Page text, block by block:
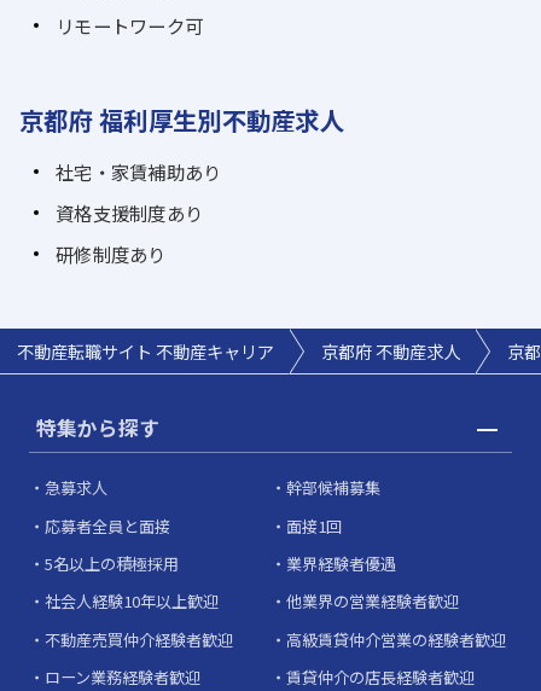
リモートワーク可
京都府 福利厚生別不動産求人
社宅・家賃補助あり
資格支援制度あり
研修制度あり
不動産転職サイト 不動産キャリア 京都府 不動産求人 京
特集から探す
急募求人
幹部候補募集
応募者全員と面接
面接1回
5名以上の積極採用
業界経験者優遇
社会人経験10年以上歓迎
他業界の営業経験者歓迎
不動産売買仲介経験者歓迎
高級賃貸仲介営業の経験者歓迎
ローン業務経験者歓迎
賃貸仲介の店長経験者歓迎